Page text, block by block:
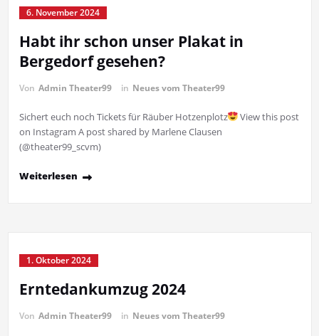
6. November 2024
Habt ihr schon unser Plakat in
Bergedorf gesehen?
Von Admin Theater99 in Neues vom Theater99
Sichert euch noch Tickets für Räuber Hotzenplotz
View this post
on Instagram A post shared by Marlene Clausen
(@theater99_scvm)
Weiterlesen
1. Oktober 2024
Erntedankumzug 2024
Von Admin Theater99 in Neues vom Theater99